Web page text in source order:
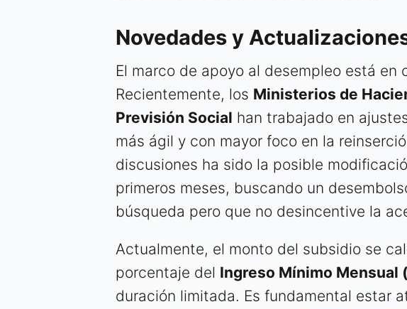
Novedades y
El marco de apoyo al desempleo está en
Recientemente, los Ministerios de
Previsión Social han trabajado en
más ágil y con mayor foco en la
discusiones ha sido la posible
primeros meses, buscando un
búsqueda pero que no desincentive la
Actualmente, el monto del subsidio se
porcentaje del Ingreso Mínimo Mensual
duración limitada. Es fundamental estar